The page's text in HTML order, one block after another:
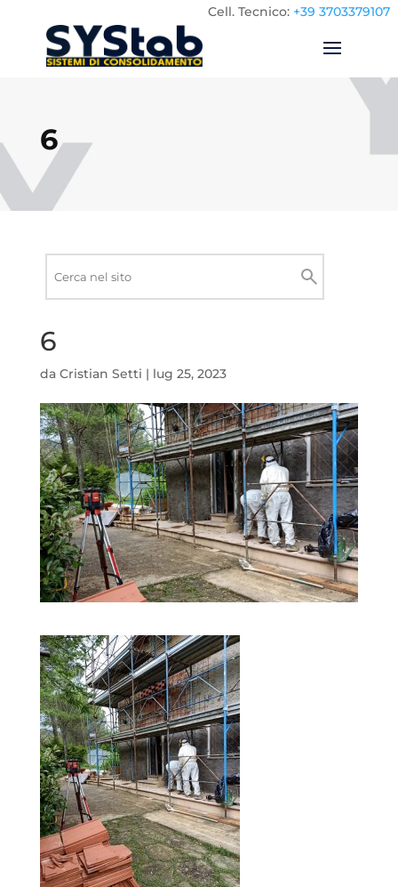
Cell. Tecnico: +39 3703379107
6
sito
Cerca
6
da Cristian Setti | lug 25, 2023